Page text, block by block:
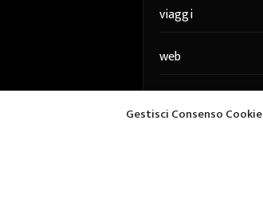
Gestisci Consenso Cookie
viaggi
web